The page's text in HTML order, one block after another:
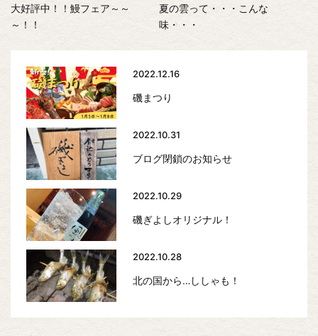
大好評中！！鰻フェア～～
～！！
夏の雲って・・・こんな
味・・・
2022.12.16
磯まつり
2022.10.31
ブログ閉鎖のお知らせ
2022.10.29
磯ぎよしオリジナル！
2022.10.28
北の国から…ししゃも！